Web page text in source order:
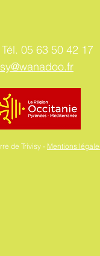
Tél. 05 63 50 42 17
de Trivisy - Mentions